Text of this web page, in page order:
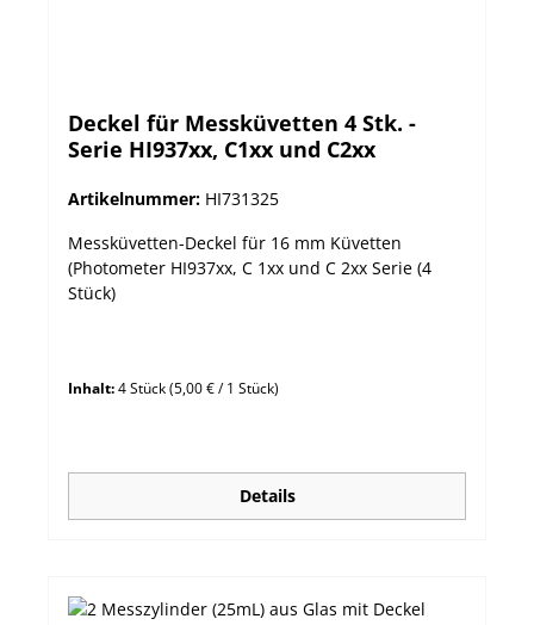
Deckel für Messküvetten 4 Stk. -
Serie HI937xx, C1xx und C2xx
Artikelnummer: HI731325
Messküvetten-Deckel für 16 mm Küvetten
(Photometer HI937xx, C 1xx und C 2xx Serie (4
Stück)
Inhalt:4 Stück(5,00 € / 1 Stück)
Details